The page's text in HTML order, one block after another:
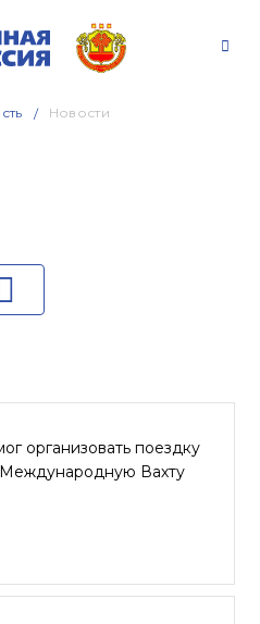
Новости
организовать поездку
Международную Вахту